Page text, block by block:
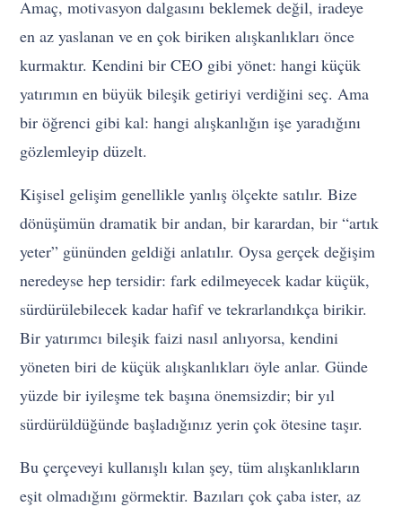
Amaç, motivasyon dalgasını beklemek değil, iradeye
en az yaslanan ve en çok biriken alışkanlıkları önce
kurmaktır. Kendini bir CEO gibi yönet: hangi küçük
yatırımın en büyük bileşik getiriyi verdiğini seç. Ama
bir öğrenci gibi kal: hangi alışkanlığın işe yaradığını
gözlemleyip düzelt.
Kişisel gelişim genellikle yanlış ölçekte satılır. Bize
dönüşümün dramatik bir andan, bir karardan, bir “artık
yeter” gününden geldiği anlatılır. Oysa gerçek değişim
neredeyse hep tersidir: fark edilmeyecek kadar küçük,
sürdürülebilecek kadar hafif ve tekrarlandıkça birikir.
Bir yatırımcı bileşik faizi nasıl anlıyorsa, kendini
yöneten biri de küçük alışkanlıkları öyle anlar. Günde
yüzde bir iyileşme tek başına önemsizdir; bir yıl
sürdürüldüğünde başladığınız yerin çok ötesine taşır.
Bu çerçeveyi kullanışlı kılan şey, tüm alışkanlıkların
eşit olmadığını görmektir. Bazıları çok çaba ister, az